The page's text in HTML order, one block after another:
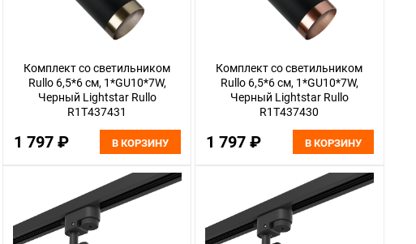
Комплект со светильником
Rullo 6,5*6 см, 1*GU10*7W,
Черный Lightstar Rullo
R1T437431
1 797 ₽ В КОРЗИНУ
Комплект со светильником
Rullo 6,5*6 см, 1*GU10*7W,
Черный Lightstar Rullo
R1T437430
1 797 ₽ В КОРЗИНУ